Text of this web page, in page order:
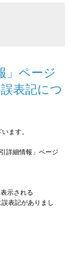
」ページ
表記につ
ます。
詳細情報」ページ
表示される
表記がありまし